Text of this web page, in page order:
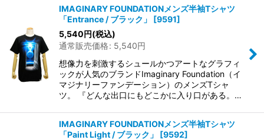
IMAGINARY FOUNDATIONメンズ半袖Tシャツ
「Entrance / ブラック」
[9591]
5,540円(税込)
通常販売価格: 5,540円
想像力を刺激するシュールかつアートなグラフィ
ックが人気のブランドImaginary Foundation（イ
マジナリーファンデーション）のメンズTシャ
ツ。 『どんな出口にもどこかに入り口がある。…
IMAGINARY FOUNDATIONメンズ半袖Tシャツ
「Paint Light / ブラック」
[9592]